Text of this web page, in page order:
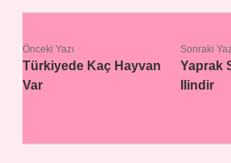
Önceki Yazı
Türkiyede Kaç Hayvan
Var
Sonraki
Yaprak
Ilindir